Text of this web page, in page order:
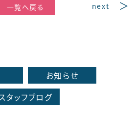
一覧へ戻る next
お知らせ
タッフブログ